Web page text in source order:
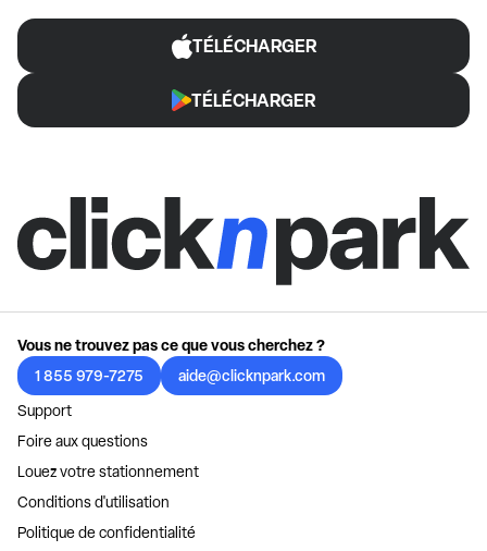
TÉLÉCHARGER
TÉLÉCHARGER
Vous ne trouvez pas ce que vous cherchez ?
1 855 979-7275
aide@clicknpark.com
Support
Foire aux questions
Louez votre stationnement
Conditions d'utilisation
Politique de confidentialité